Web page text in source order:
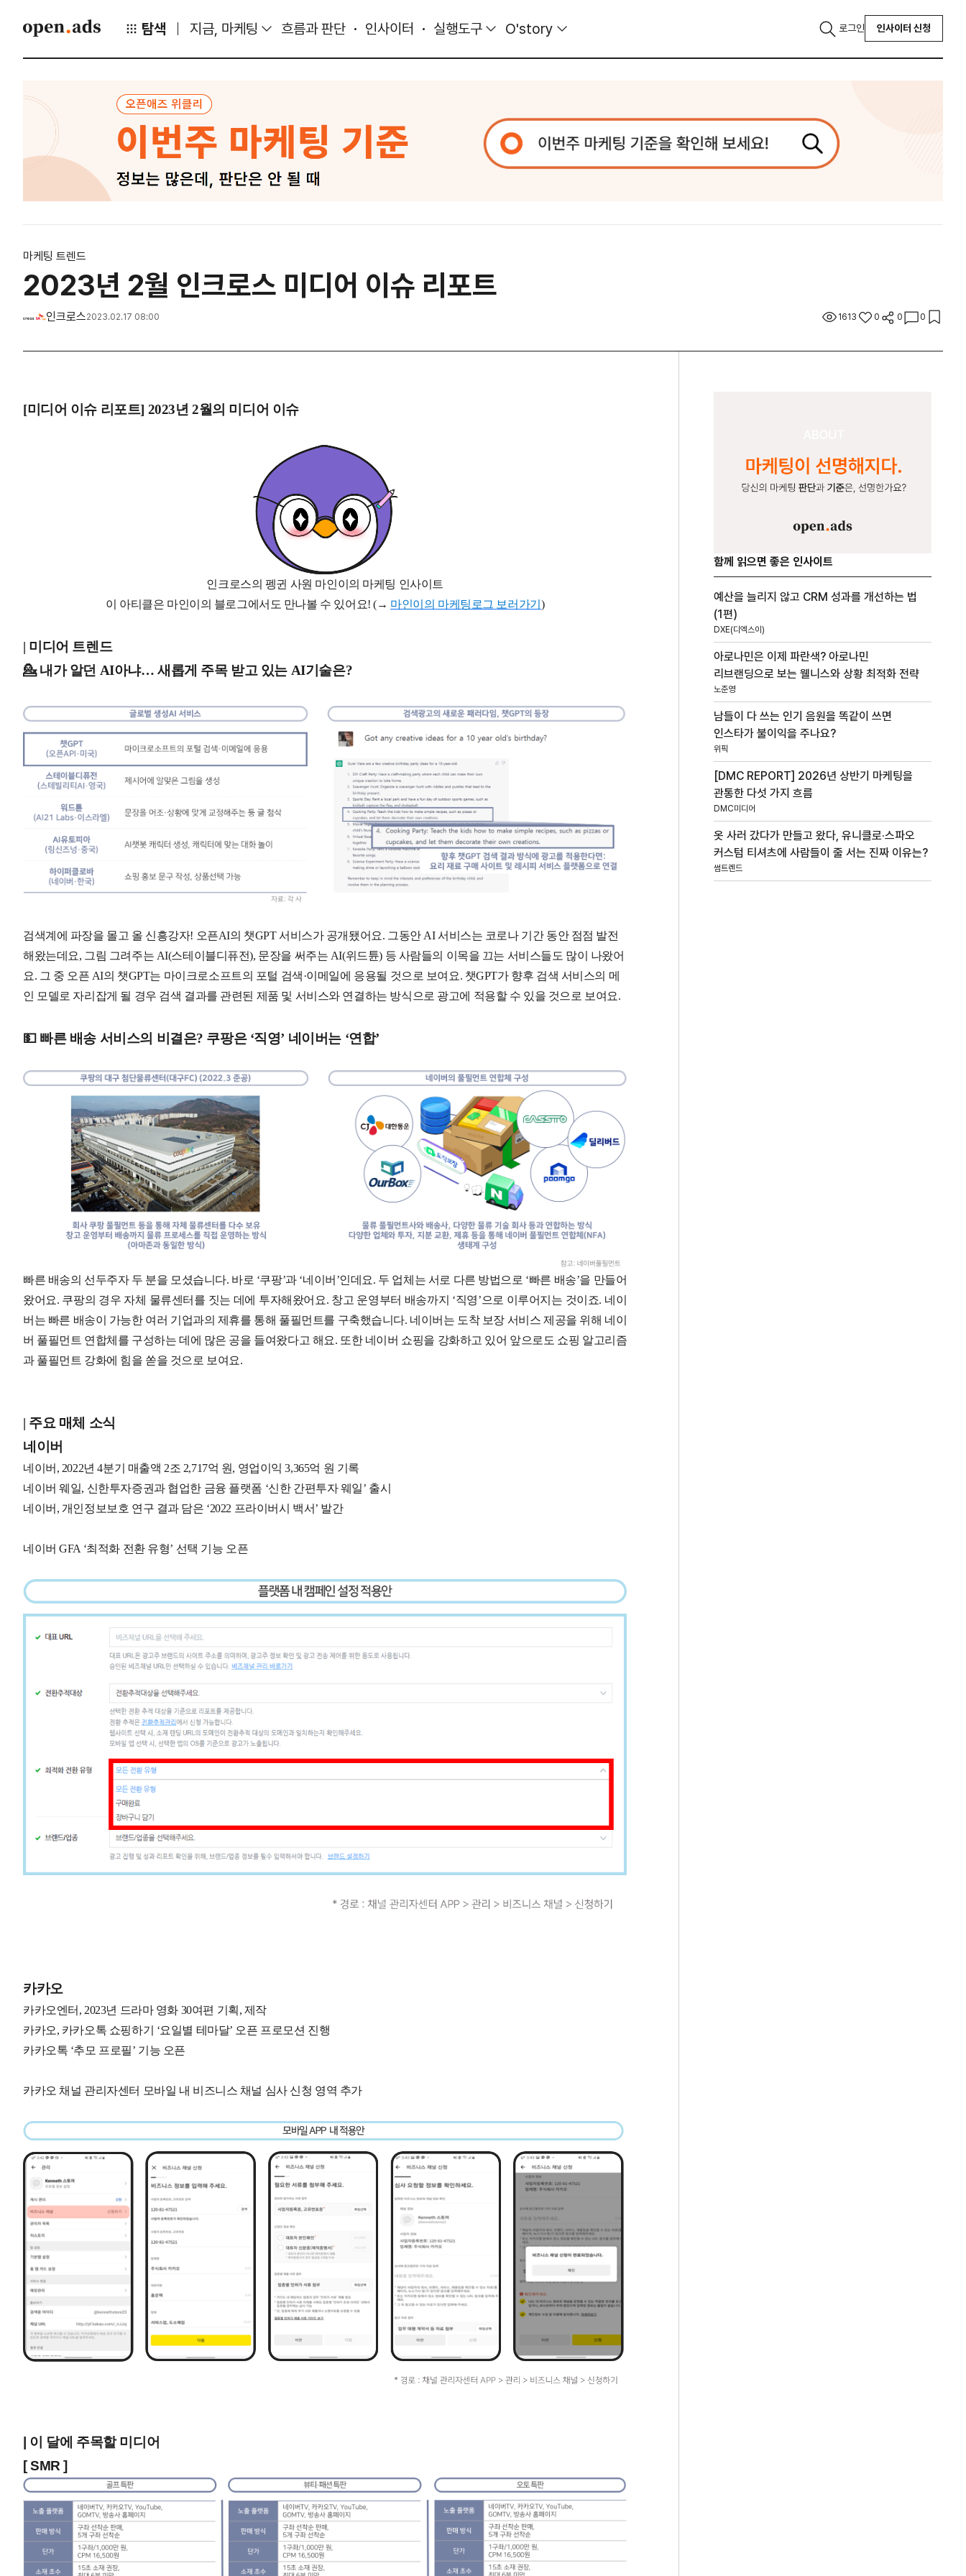
탐색 지금, 마케팅 흐름과 판단 인사이터 실행도구 O'story 로그인 인사이터 신청
마케팅 트렌드
2023년 2월 인크로스 미디어 이슈 리포트
인크로스2023.02.17 08:00 1613 0 0 0
[미디어 이슈 리포트] 2023년 2월의 미디어 이슈
인크로스의 펭귄 사원 마인이의 마케팅 인사이트
이 아티클은 마인이의 블로그에서도 만나볼 수 있어요! (→ 마인이의 마케팅로그 보러가기 )
| 미디어 트렌드
💁 내가 알던 AI아냐… 새롭게 주목 받고 있는 AI기술은?
검색계에 파장을 몰고 올 신흥강자! 오픈AI의 챗GPT 서비스가 공개됐어요. 그동안 AI 서비스는 코로나 기간 동안 점점 발전
해왔는데요, 그림 그려주는 AI(스테이블디퓨전), 문장을 써주는 AI(위드튠) 등 사람들의 이목을 끄는 서비스들도 많이 나왔어
요. 그 중 오픈 AI의 챗GPT는 마이크로소프트의 포털 검색·이메일에 응용될 것으로 보여요. 챗GPT가 향후 검색 서비스의 메
인 모델로 자리잡게 될 경우 검색 결과를 관련된 제품 및 서비스와 연결하는 방식으로 광고에 적용할 수 있을 것으로 보여요.
💵 빠른 배송 서비스의 비결은? 쿠팡은 ‘직영’ 네이버는 ‘연합’
빠른 배송의 선두주자 두 분을 모셨습니다. 바로 ‘쿠팡’과 ‘네이버’인데요. 두 업체는 서로 다른 방법으로 ‘빠른 배송’을 만들어
왔어요. 쿠팡의 경우 자체 물류센터를 짓는 데에 투자해왔어요. 창고 운영부터 배송까지 ‘직영’으로 이루어지는 것이죠. 네이
버는 빠른 배송이 가능한 여러 기업과의 제휴를 통해 풀필먼트를 구축했습니다. 네이버는 도착 보장 서비스 제공을 위해 네이
버 풀필먼트 연합체를 구성하는 데에 많은 공을 들여왔다고 해요. 또한 네이버 쇼핑을 강화하고 있어 앞으로도 쇼핑 알고리즘
과 풀필먼트 강화에 힘을 쏟을 것으로 보여요.
| 주요 매체 소식
네이버
네이버, 2022년 4분기 매출액 2조 2,717억 원, 영업이익 3,365억 원 기록
네이버 웨일, 신한투자증권과 협업한 금융 플랫폼 ‘신한 간편투자 웨일’ 출시
네이버, 개인정보보호 연구 결과 담은 ‘2022 프라이버시 백서’ 발간
네이버 GFA ‘최적화 전환 유형’ 선택 기능 오픈
카카오
카카오엔터, 2023년 드라마 영화 30여편 기획, 제작
카카오, 카카오톡 쇼핑하기 ‘요일별 테마달’ 오픈 프로모션 진행
카카오톡 ‘추모 프로필’ 기능 오픈
카카오 채널 관리자센터 모바일 내 비즈니스 채널 심사 신청 영역 추가
| 이 달에 주목할 미디어
[ SMR ]
함께 읽으면 좋은 인사이트
예산을 늘리지 않고 CRM 성과를 개선하는 법
(1편)
DXE(디엑스이)
아로나민은 이제 파란색? 아로나민
리브랜딩으로 보는 웰니스와 상황 최적화 전략
노준영
남들이 다 쓰는 인기 음원을 똑같이 쓰면
인스타가 불이익을 주나요?
위픽
[DMC REPORT] 2026년 상반기 마케팅을
관통한 다섯 가지 흐름
DMC미디어
옷 사러 갔다가 만들고 왔다, 유니클로·스파오
커스텀 티셔츠에 사람들이 줄 서는 진짜 이유는?
썸트렌드